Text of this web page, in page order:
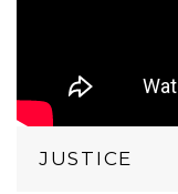
JUSTICE